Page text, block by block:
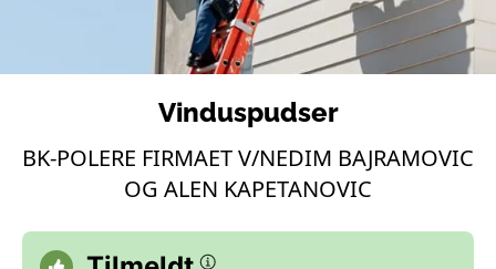
Vinduspudser
BK-POLERE FIRMAET V/NEDIM BAJRAMOVIC
OG ALEN KAPETANOVIC